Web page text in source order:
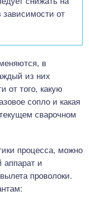
от
в
из них
от того, какую
сопло и какая
сварочном
процесса, можно
аппарат и
проволоки.